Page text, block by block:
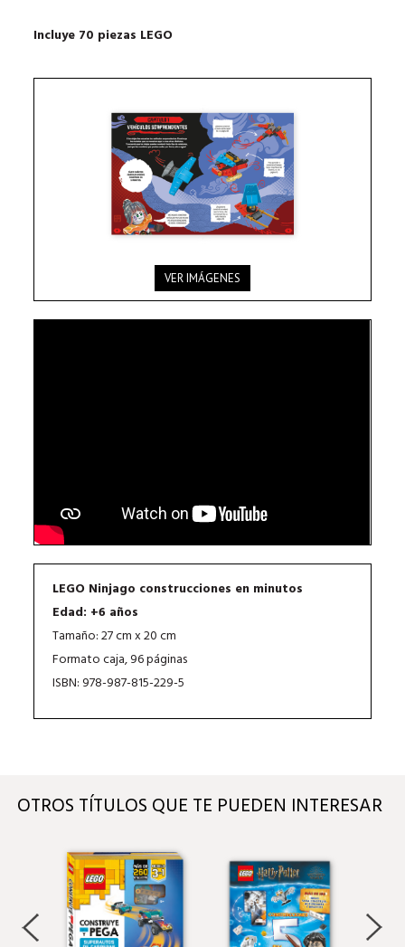
Incluye 70 piezas LEGO
VER IMÁGENES
LEGO Ninjago construcciones en minutos
Edad: +6 años
Tamaño: 27 cm x 20 cm
Formato caja, 96 páginas
ISBN: 978-987-815-229-5
OTROS TÍTULOS QUE TE PUEDEN INTERESAR